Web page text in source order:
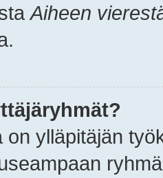
Aiheen
on ylläpitäjän